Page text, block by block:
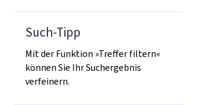
Such-Tipp
Mit der Funktion »Treffer filtern«
können Sie Ihr Suchergebnis
verfeinern.